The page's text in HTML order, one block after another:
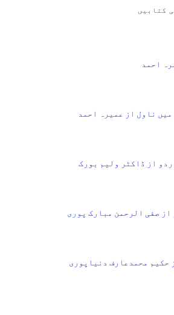
کتابیں
احمد
ناول از عمیرہ احمد
از ڈاکٹر ولیم بورک
صفی الرحمن مبارک پوری
حکیم محمدعارف دنیاپوری